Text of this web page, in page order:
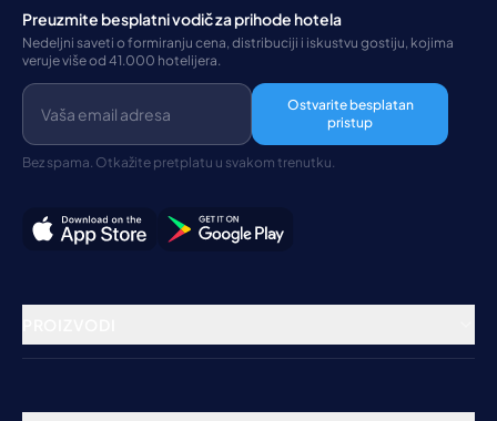
Preuzmite besplatni vodič za prihode hotela
Nedeljni saveti o formiranju cena, distribuciji i iskustvu gostiju, kojima
veruje više od 41.000 hotelijera.
Ostvarite besplatan
pristup
Bez spama. Otkažite pretplatu u svakom trenutku.
Rezervacioni sistem